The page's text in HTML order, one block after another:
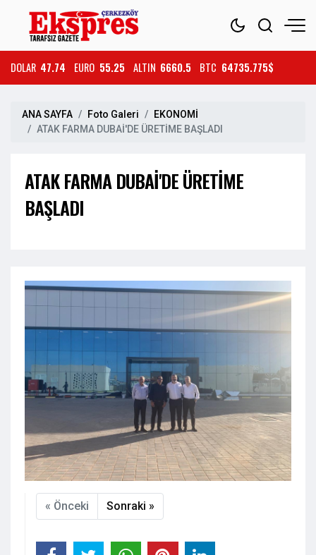
DOLAR 47.74 EURO 55.25 ALTIN 6660.5 BTC 64735.775$
ANA SAYFA Foto Galeri
EKONOMİ
ATAK FARMA DUBAİ'DE ÜRETİME BAŞLADI
ATAK FARMA DUBAİ'DE ÜRETİME
BAŞLADI
« Önceki Sonraki »